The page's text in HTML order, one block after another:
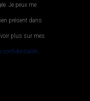
Je peux me
présent dans
plus sur mes
confidentialité..